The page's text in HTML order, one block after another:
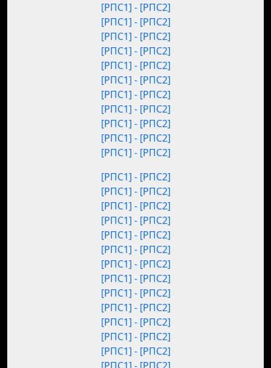
[РПС1] - [РПС2]
[РПС1] - [РПС2]
[РПС1] - [РПС2]
[РПС1] - [РПС2]
[РПС1] - [РПС2]
[РПС1] - [РПС2]
[РПС1] - [РПС2]
[РПС1] - [РПС2]
[РПС1] - [РПС2]
[РПС1] - [РПС2]
[РПС1] - [РПС2]
[РПС1] - [РПС2]
[РПС1] - [РПС2]
[РПС1] - [РПС2]
[РПС1] - [РПС2]
[РПС1] - [РПС2]
[РПС1] - [РПС2]
[РПС1] - [РПС2]
[РПС1] - [РПС2]
[РПС1] - [РПС2]
[РПС1] - [РПС2]
[РПС1] - [РПС2]
[РПС1] - [РПС2]
[РПС1] - [РПС2]